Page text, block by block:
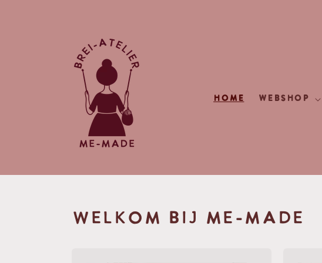
HOME WEBSHOP
WELKOM BIJ ME-MADE